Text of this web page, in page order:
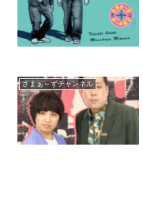
さまぁ～ずチャンネル